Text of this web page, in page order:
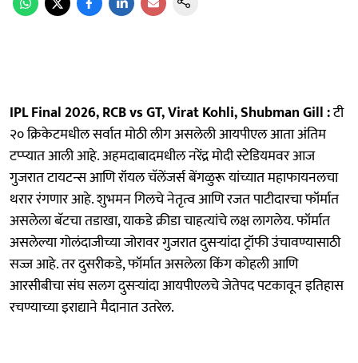
IPL Final 2026, RCB vs GT, Virat Kohli, Shubman Gill :टी
२० क्रिकेटमधील सर्वात मोठी लीग असलेली आयपीएल आता अंतिम
टप्प्यात आली आहे. अहमदाबादमधील नरेंद्र मोदी स्टेडियमवर आज
गुजरात टायटन्स आणि रॉयल चॅलेंजर्स बेंगळुरू यांच्यात महाफायनलचा
थरार रंगणार आहे. शुभमन गिलचे नेतृत्व आणि रजत पाटीदारचा फॉर्मात
असलेला बॅटचा तडाखा, याकडे क्रीडा चाहत्यांचे लक्ष लागलेय. फॉर्मात
असलेल्या गोलंदाजीच्या जोरावर गुजरात दुसऱ्यांदा ट्रॉफी उंचावण्यासाठी
सज्ज आहे. तर दुसरीकडे, फॉर्मात असलेला किंग कोहली आणि
आरसीबीचा संघ सलग दुसऱ्यांदा आयपीएलचे जेतेपद पटकावून इतिहास
रचण्याच्या इराद्याने मैदानात उतरेल.